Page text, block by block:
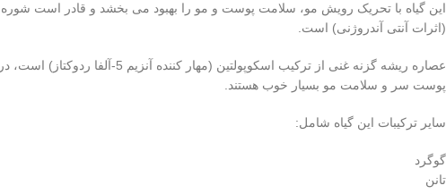
این گیاه با تحریک رویش مو، سلامت پوست و مو را بهبود می بخشد و قادر است شوره
(اثرات آنتی آندروژنی) است.
عصاره ریشه گزنه غنی از ترکیب اسکوپولتین (مهار کننده آنزیم 5-آلفا ردوکتاز) است، در محصولات خود برای
پوست سر و سلامت مو بسیار خوب هستند.
سایر ترکیبات این گیاه شامل:
گوگرد
تانن